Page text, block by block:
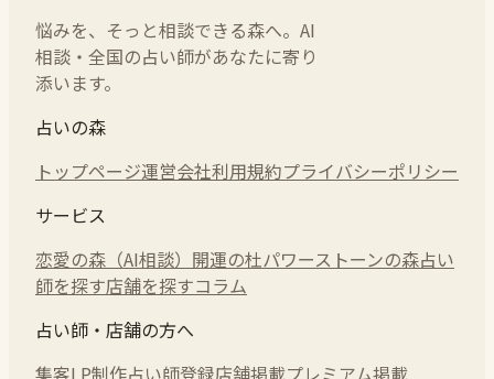
悩みを、そっと相談できる森へ。AI
相談・全国の占い師があなたに寄り
添います。
占いの森
トップページ運営会社利用規約プライバシーポリシー
サービス
恋愛の森（AI相談） 開運の杜パワーストーンの森占い
師を探す店舗を探すコラム
占い師・店舗の方へ
集客LP制作占い師登録店舗掲載プレミアム掲載